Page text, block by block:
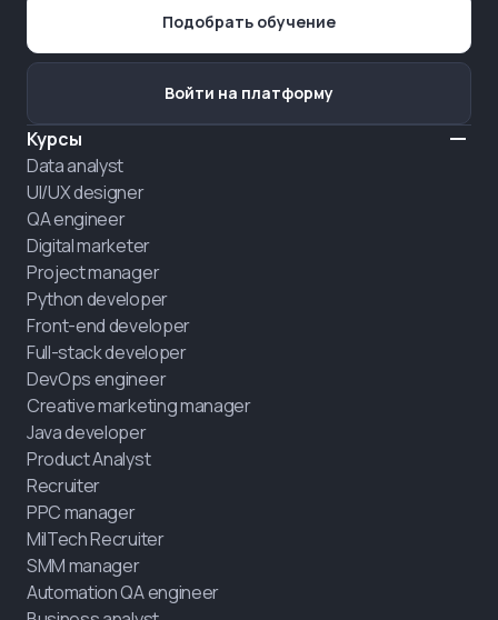
Курсы
Data analyst
UI/UX designer
QA engineer
Digital marketer
Project manager
Python developer
Front-end developer
Full-stack developer
DevOps engineer
Creative marketing manager
Java developer
Product Analyst
Recruiter
PPC manager
MilTech Recruiter
SMM manager
Automation QA engineer
Подобрать обучение
Войти на платформу